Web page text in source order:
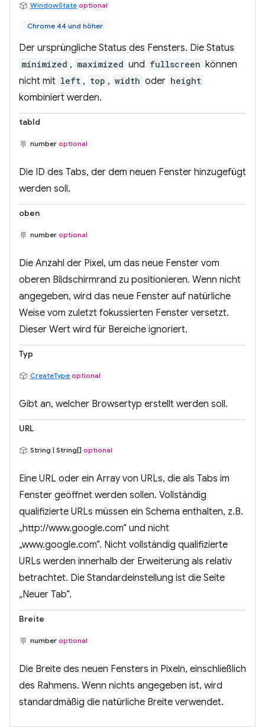
WindowState optional
Chrome 44 und höher
Der ursprüngliche Status des Fensters. Die Status
minimized , maximized und fullscreen können
nicht mit left , top , width oder height
kombiniert werden.
tabId
number optional
Die ID des Tabs, der dem neuen Fenster hinzugefügt
werden soll.
oben
number optional
Die Anzahl der Pixel, um das neue Fenster vom
oberen Bildschirmrand zu positionieren. Wenn nicht
angegeben, wird das neue Fenster auf natürliche
Weise vom zuletzt fokussierten Fenster versetzt.
Dieser Wert wird für Bereiche ignoriert.
Typ
CreateType optional
Gibt an, welcher Browsertyp erstellt werden soll.
URL
String | String[] optional
Eine URL oder ein Array von URLs, die als Tabs im
Fenster geöffnet werden sollen. Vollständig
qualifizierte URLs müssen ein Schema enthalten, z.B.
„http://www.google.com“ und nicht
„www.google.com“. Nicht vollständig qualifizierte
URLs werden innerhalb der Erweiterung als relativ
betrachtet. Die Standardeinstellung ist die Seite
„Neuer Tab“.
Breite
number optional
Die Breite des neuen Fensters in Pixeln, einschließlich
des Rahmens. Wenn nichts angegeben ist, wird
standardmäßig die natürliche Breite verwendet.